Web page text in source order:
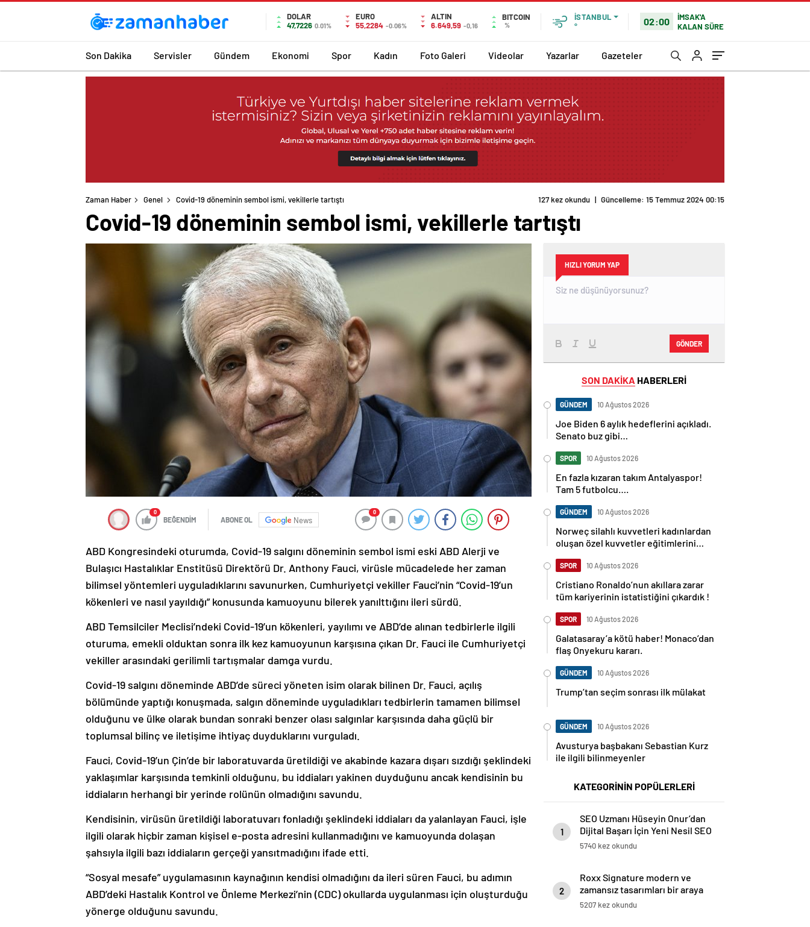
DOLAR
47,7226 0.01%
EURO
55,2284 -0.06%
ALTIN
6.649,59 -0,16
BITCOIN
%
İSTANBUL
°
02:00
İMSAK'A
KALAN SÜRE
Son Dakika Servisler Gündem Ekonomi Spor Kadın Foto Galeri Videolar Yazarlar Gazeteler
Zaman Haber Genel Covid-19 döneminin sembol ismi, vekillerle tartıştı 127 kez okundu | Güncelleme: 15 Temmuz 2024 00:15
Covid-19 döneminin sembol ismi, vekillerle tartıştı
0
BEĞENDİM ABONE OL News
0
ABD Kongresindeki oturumda, Covid-19 salgını döneminin sembol ismi eski ABD Alerji ve
Bulaşıcı Hastalıklar Enstitüsü Direktörü Dr. Anthony Fauci, virüsle mücadelede her zaman
bilimsel yöntemleri uyguladıklarını savunurken, Cumhuriyetçi vekiller Fauci’nin “Covid-19’un
kökenleri ve nasıl yayıldığı” konusunda kamuoyunu bilerek yanılttığını ileri sürdü.
ABD Temsilciler Meclisi’ndeki Covid-19’un kökenleri, yayılımı ve ABD’de alınan tedbirlerle ilgili
oturuma, emekli olduktan sonra ilk kez kamuoyunun karşısına çıkan Dr. Fauci ile Cumhuriyetçi
vekiller arasındaki gerilimli tartışmalar damga vurdu.
Covid-19 salgını döneminde ABD’de süreci yöneten isim olarak bilinen Dr. Fauci, açılış
bölümünde yaptığı konuşmada, salgın döneminde uyguladıkları tedbirlerin tamamen bilimsel
olduğunu ve ülke olarak bundan sonraki benzer olası salgınlar karşısında daha güçlü bir
toplumsal bilinç ve iletişime ihtiyaç duyduklarını vurguladı.
Fauci, Covid-19’un Çin’de bir laboratuvarda üretildiği ve akabinde kazara dışarı sızdığı şeklindeki
yaklaşımlar karşısında temkinli olduğunu, bu iddiaları yakinen duyduğunu ancak kendisinin bu
iddiaların herhangi bir yerinde rolünün olmadığını savundu.
Kendisinin, virüsün üretildiği laboratuvarı fonladığı şeklindeki iddiaları da yalanlayan Fauci, işle
ilgili olarak hiçbir zaman kişisel e-posta adresini kullanmadığını ve kamuoyunda dolaşan
şahsıyla ilgili bazı iddiaların gerçeği yansıtmadığını ifade etti.
“Sosyal mesafe” uygulamasının kaynağının kendisi olmadığını da ileri süren Fauci, bu adımın
ABD’deki Hastalık Kontrol ve Önleme Merkezi’nin (CDC) okullarda uygulanması için oluşturduğu
yönerge olduğunu savundu.
HIZLI YORUM YAP
GÖNDER
SON DAKİKA HABERLERİ
GÜNDEM 10 Ağustos 2026
Joe Biden 6 aylık hedeflerini açıkladı.
Senato buz gibi…
SPOR 10 Ağustos 2026
En fazla kızaran takım Antalyaspor!
Tam 5 futbolcu….
GÜNDEM 10 Ağustos 2026
Norweç silahlı kuvvetleri kadınlardan
oluşan özel kuvvetler eğitimlerini
SPOR 10 Ağustos 2026
Cristiano Ronaldo’nun akıllara zarar
tüm kariyerinin istatistiğini çıkardık !
SPOR 10 Ağustos 2026
Galatasaray’a kötü haber! Monaco’dan
flaş Onyekuru kararı.
GÜNDEM 10 Ağustos 2026
Trump’tan seçim sonrası ilk mülakat
GÜNDEM 10 Ağustos 2026
Avusturya başbakanı Sebastian Kurz
ile ilgili bilinmeyenler
KATEGORİNİN POPÜLERLERİ
1
SEO Uzmanı Hüseyin Onur’dan
Dijital Başarı İçin Yeni Nesil SEO
Stratejileri
5740 kez okundu
2
Roxx Signature modern ve
zamansız tasarımları bir araya
getiriyor
5207 kez okundu